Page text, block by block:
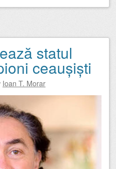
statul
ceaușiști
Ioan T. Morar